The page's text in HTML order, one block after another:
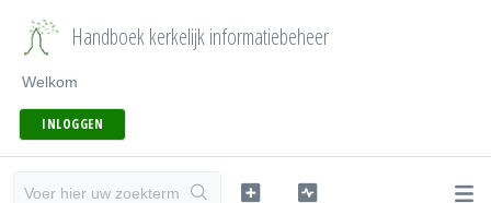
Handboek kerkelijk informatiebeheer
Welkom
INLOGGEN